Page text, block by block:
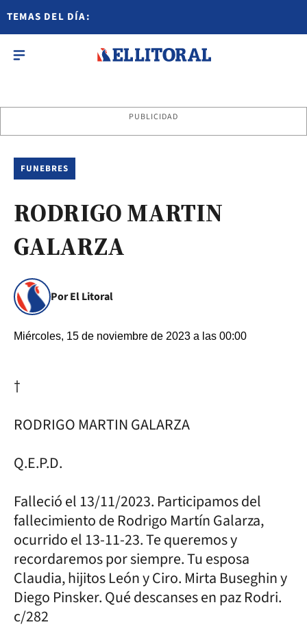
TEMAS DEL DÍA:
PUBLICIDAD
FUNEBRES
RODRIGO MARTIN
GALARZA
Por El Litoral
Miércoles, 15 de noviembre de 2023 a las 00:00
†
RODRIGO MARTIN GALARZA
Q.E.P.D.
Falleció el 13/11/2023. Participamos del
fallecimiento de Rodrigo Martín Galarza,
ocurrido el 13-11-23. Te queremos y
recordaremos por siempre. Tu esposa
Claudia, hijitos León y Ciro. Mirta Buseghin y
Diego Pinsker. Qué descanses en paz Rodri.
c/282